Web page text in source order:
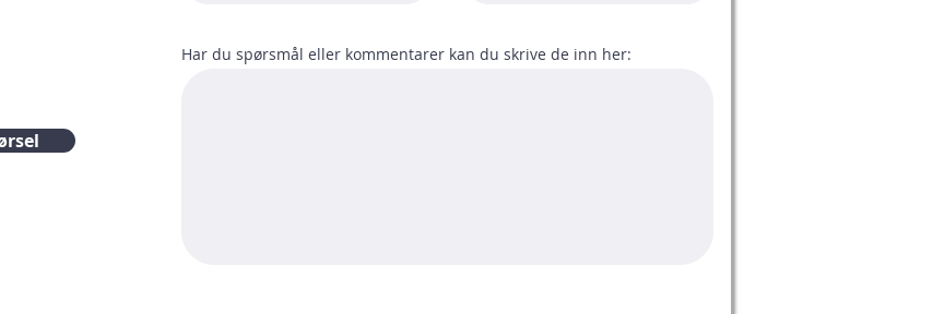
Har du spørsmål eller kommentarer kan du skrive de inn her: